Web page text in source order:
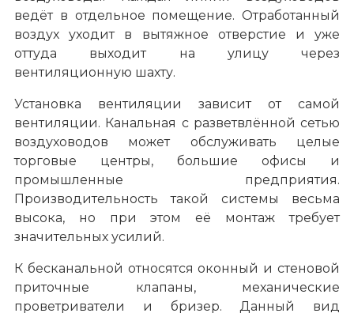
ведёт в отдельное помещение. Отработанный
воздух уходит в вытяжное отверстие и уже
оттуда выходит на улицу через
вентиляционную шахту.
Установка вентиляции зависит от самой
вентиляции. Канальная с разветвлённой сетью
воздуховодов может обслуживать целые
торговые центры, большие офисы и
промышленные предприятия.
Производительность такой системы весьма
высока, но при этом её монтаж требует
значительных усилий.
К бесканальной относятся оконный и стеновой
приточные клапаны, механические
проветриватели и бризер. Данный вид